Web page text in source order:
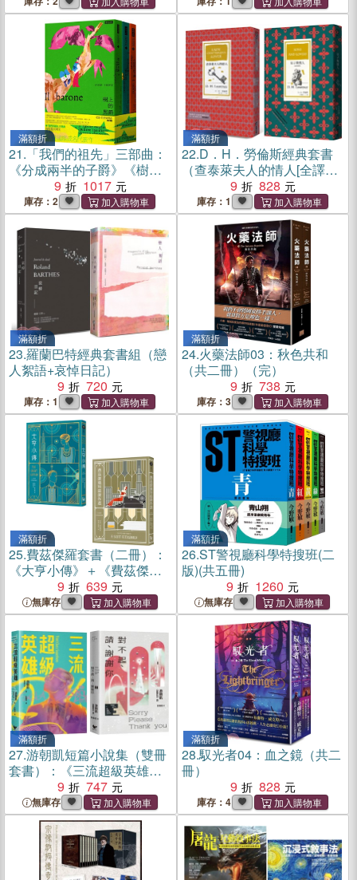
滿額折
21. 「我們的祖先」三部曲：
《分成兩半的子爵》《樹上
的男爵》《不存在的騎士》
9 1017
庫存：2
滿額折
22.D．H．勞倫斯經典套書
（查泰萊夫人的情人[全譯本]
＋兒子與情人[全新中譯本]）
9 828
庫存：1
滿額折
23.羅蘭巴特經典套書組（戀
人絮語+哀悼日記）
9
720
庫存：1
滿額折
24.火藥法師03：秋色共和
（共二冊）（完）
9
738
庫存：3
滿額折
25.費茲傑羅套書（二冊）：
《大亨小傳》＋《費茲傑羅
短篇小說集》
9 639
無庫存
滿額折
26.ST警視廳科學特搜班(二
版)(共五冊)
9
1260
無庫存
滿額折
27.游朝凱短篇小說集（雙冊
套書）：《三流超級英雄》
＋《對不起、請、謝謝你》
9 747
無庫存
滿額折
28.馭光者04：血之鏡（共二
冊）
9
828
庫存：4